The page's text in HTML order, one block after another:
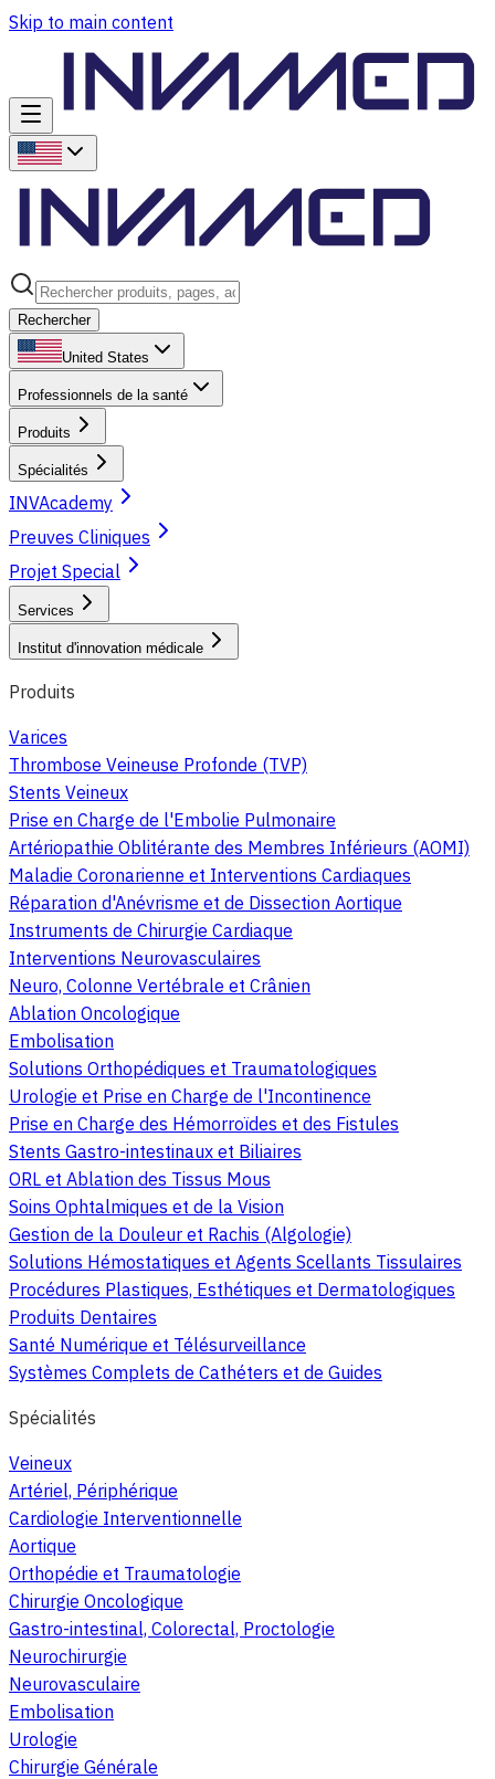
Skip to main content
Rechercher
United States
Professionnels de la santé
Produits
Spécialités
INVAcademy
Preuves Cliniques
Projet Special
Services
Institut d'innovation médicale
Produits
Varices
Thrombose Veineuse Profonde (TVP)
Stents Veineux
Prise en Charge de l'Embolie Pulmonaire
Artériopathie Oblitérante des Membres Inférieurs (AOMI)
Maladie Coronarienne et Interventions Cardiaques
Réparation d'Anévrisme et de Dissection Aortique
Instruments de Chirurgie Cardiaque
Interventions Neurovasculaires
Neuro, Colonne Vertébrale et Crânien
Ablation Oncologique
Embolisation
Solutions Orthopédiques et Traumatologiques
Urologie et Prise en Charge de l'Incontinence
Prise en Charge des Hémorroïdes et des Fistules
Stents Gastro-intestinaux et Biliaires
ORL et Ablation des Tissus Mous
Soins Ophtalmiques et de la Vision
Gestion de la Douleur et Rachis (Algologie)
Solutions Hémostatiques et Agents Scellants Tissulaires
Procédures Plastiques, Esthétiques et Dermatologiques
Produits Dentaires
Santé Numérique et Télésurveillance
Systèmes Complets de Cathéters et de Guides
Spécialités
Veineux
Artériel, Périphérique
Cardiologie Interventionnelle
Aortique
Orthopédie et Traumatologie
Chirurgie Oncologique
Gastro-intestinal, Colorectal, Proctologie
Neurochirurgie
Neurovasculaire
Embolisation
Urologie
Chirurgie Générale